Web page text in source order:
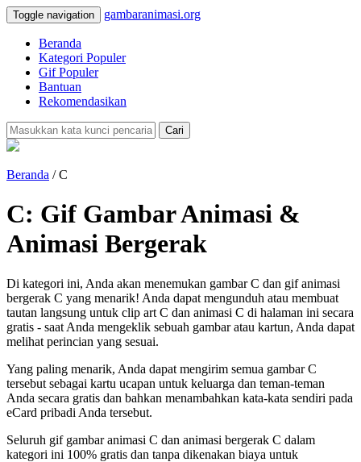
Toggle navigation gambaranimasi.org
Beranda
Kategori Populer
Gif Populer
Bantuan
Rekomendasikan
Cari
Beranda / C
C: Gif Gambar Animasi &
Animasi Bergerak
Di kategori ini, Anda akan menemukan gambar C dan gif animasi
bergerak C yang menarik! Anda dapat mengunduh atau membuat
tautan langsung untuk clip art C dan animasi C di halaman ini secara
gratis - saat Anda mengeklik sebuah gambar atau kartun, Anda dapat
melihat perincian yang sesuai.
Yang paling menarik, Anda dapat mengirim semua gambar C
tersebut sebagai kartu ucapan untuk keluarga dan teman-teman
Anda secara gratis dan bahkan menambahkan kata-kata sendiri pada
eCard pribadi Anda tersebut.
Seluruh gif gambar animasi C dan animasi bergerak C dalam
kategori ini 100% gratis dan tanpa dikenakan biaya untuk